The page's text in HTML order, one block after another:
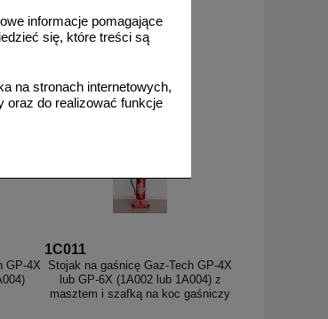
informacje pomagające
się, które treści są
na stronach internetowych,
oraz do realizować funkcje
od 43,05 zł
35,00 zł netto
GP-4X
1C011
Stojak na gaśnicę Gaz-Tech GP-4X
lub GP-6X (1A002 lub 1A004) z
masztem i szafką na koc gaśniczy